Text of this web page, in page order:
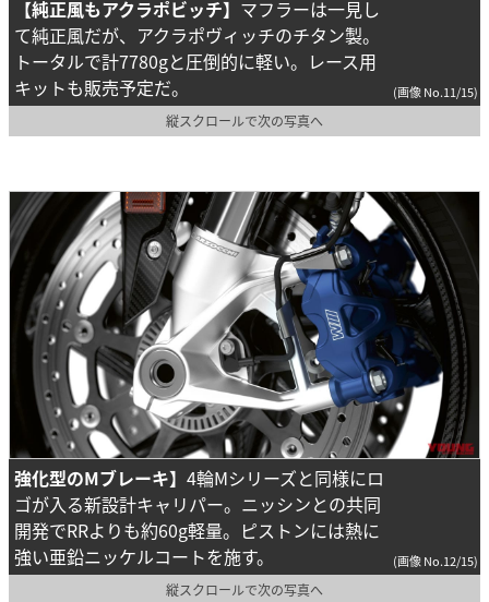
【純正風もアクラポビッチ】 マフラーは一見し
て純正風だが、アクラポヴィッチのチタン製。
トータルで計7780gと圧倒的に軽い。レース用
キットも販売予定だ。
(画像 No.11/15)
縦スクロールで次の写真へ
強化型のMブレーキ】 4輪Mシリーズと同様にロ
ゴが入る新設計キャリパー。ニッシンとの共同
開発でRRよりも約60g軽量。ピストンには熱に
強い亜鉛ニッケルコートを施す。
(画像 No.12/15)
縦スクロールで次の写真へ